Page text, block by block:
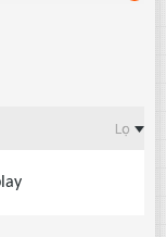
Lọc